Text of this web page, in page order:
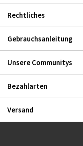
Rechtliches
Gebrauchsanleitung
Unsere Communitys
Bezahlarten
Versand